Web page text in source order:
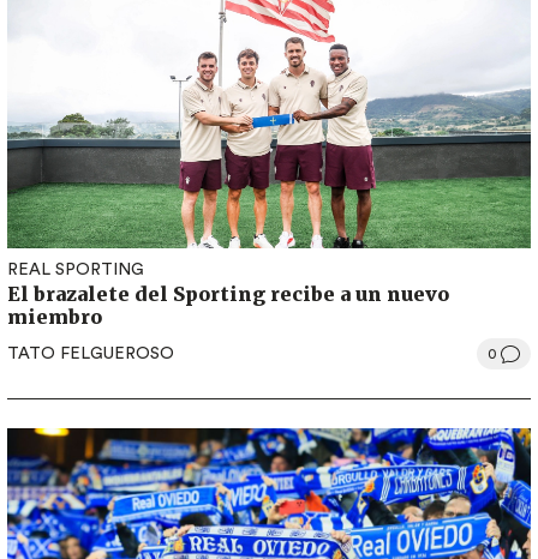
REAL SPORTING
El brazalete del Sporting recibe a un nuevo
miembro
TATO FELGUEROSO 0